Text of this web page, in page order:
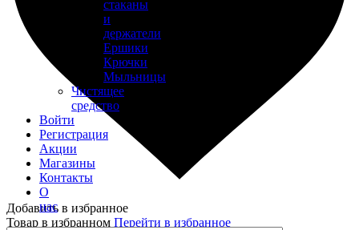
стаканы
и
держатели
Ершики
Крючки
Мыльницы
Чистящее
средство
Войти
Регистрация
Акции
Магазины
Контакты
О
нас
Добавить в избранное
Товар в избранном Перейти в избранное